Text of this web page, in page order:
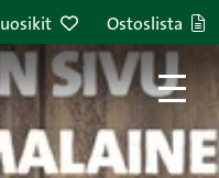
Ostoslista